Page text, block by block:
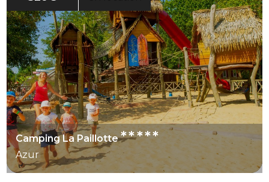
Camping La Paillotte*****
Azur